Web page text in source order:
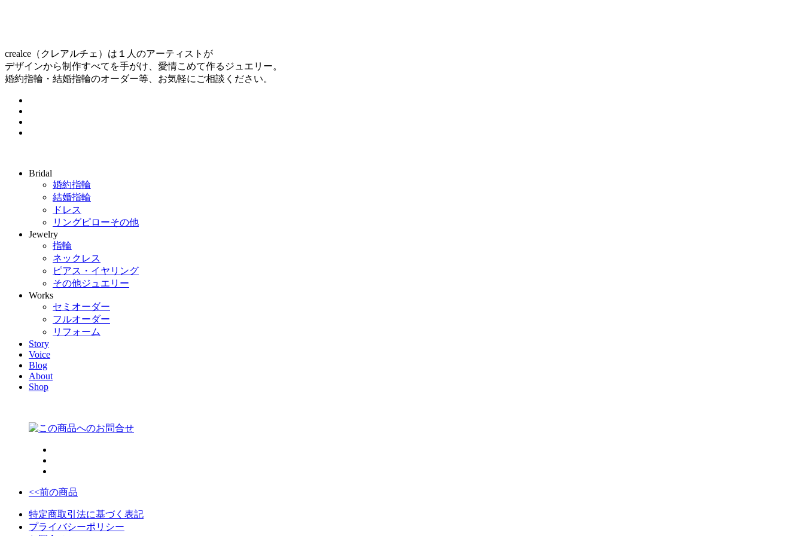
crealce（クレアルチェ）は１人のアーティストが
デザインから制作すべてを手がけ、愛情こめて作るジュエリー。
婚約指輪・結婚指輪のオーダー等、お気軽にご相談ください。
Bridal
婚約指輪
結婚指輪
ドレス
リングピローその他
Jewelry
指輪
ネックレス
ピアス・イヤリング
その他ジュエリー
Works
セミオーダー
フルオーダー
リフォーム
Story
Voice
Blog
About
Shop
<<前の商品
特定商取引法に基づく表記
プライバシーポリシー